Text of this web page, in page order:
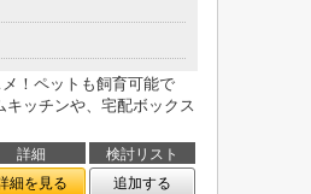
！ペットも飼育可能で
ッチンや、宅配ボックス
詳細
検討リスト
細を見る 追加する